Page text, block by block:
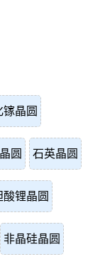
镓晶圆
圆 石英晶圆
酸锂晶圆
非晶硅晶圆